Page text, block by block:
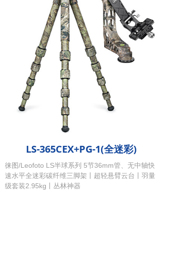
LS-365CEX+PG-1(全迷彩)
徕图/Leofoto LS半球系列 5节36mm管、无中轴快
速水平全迷彩碳纤维三脚架丨超轻悬臂云台丨羽量
级套装2.95kg丨丛林神器